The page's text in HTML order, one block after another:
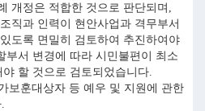
개정은 적합한 것으로 판단되며,
직과 인력이 현안사업과 격무부서
도록 면밀히 검토하여 추진하여야
부서 변경에 따라 시민불편이 최소
할 것으로 검토되었습니다.
보훈대상자 등 예우 및 지원에 관한